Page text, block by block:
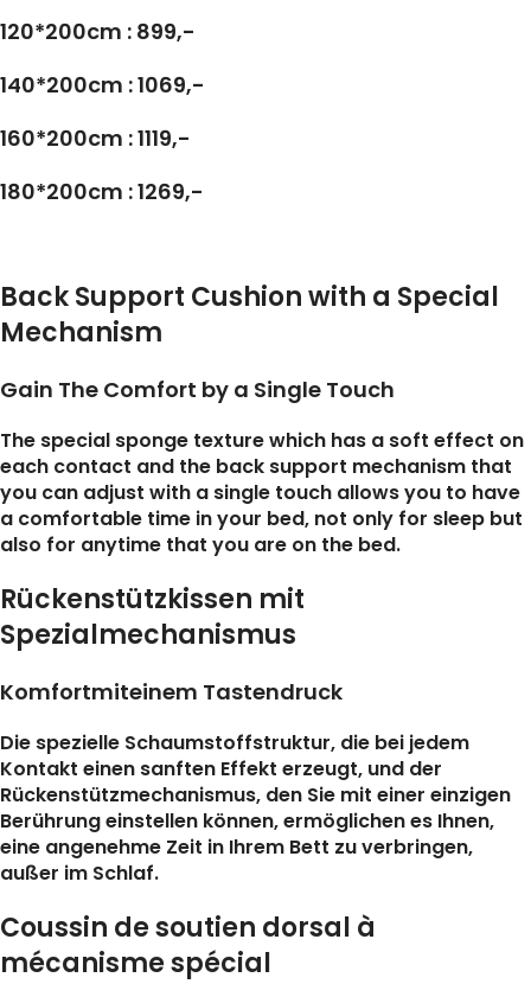
120*200cm : 899,-
140*200cm : 1069,-
160*200cm : 1119,-
180*200cm : 1269,-
Back Support Cushion with a Special
Mechanism
Gain The Comfort by a Single Touch
The special sponge texture which has a soft effect on
each contact and the back support mechanism that
you can adjust with a single touch allows you to have
a comfortable time in your bed, not only for sleep but
also for anytime that you are on the bed.
Rückenstützkissen mit
Spezialmechanismus
Komfortmiteinem Tastendruck
Die spezielle Schaumstoffstruktur, die bei jedem
Kontakt einen sanften Effekt erzeugt, und der
Rückenstützmechanismus, den Sie mit einer einzigen
Berührung einstellen können, ermöglichen es Ihnen,
eine angenehme Zeit in Ihrem Bett zu verbringen,
außer im Schlaf.
Coussin de soutien dorsal à
mécanisme spécial